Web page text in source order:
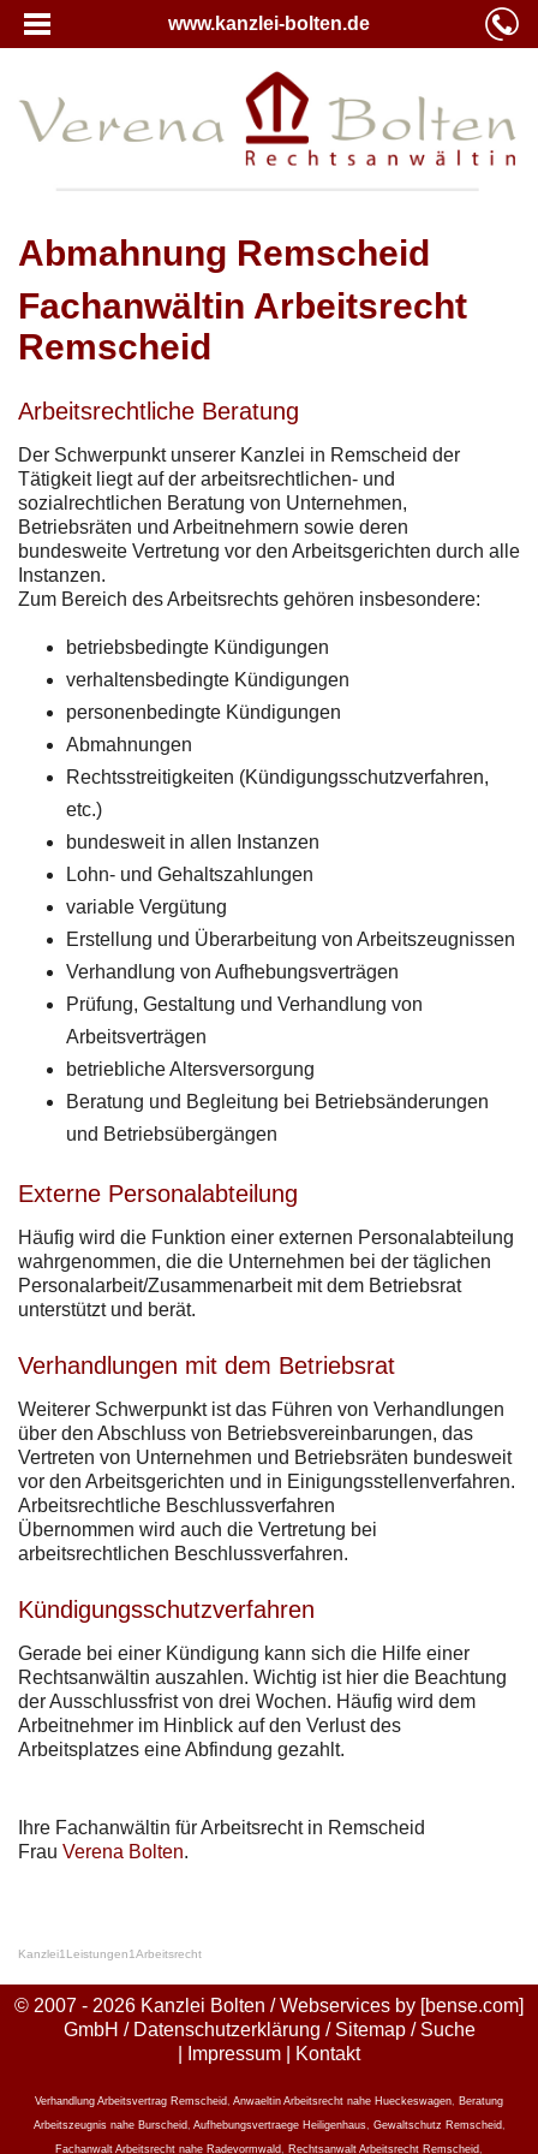
www.kanzlei-bolten.de
Abmahnung Remscheid
Fachanwältin Arbeitsrecht
Remscheid
Arbeitsrechtliche Beratung
Der Schwerpunkt unserer Kanzlei in Remscheid der
Tätigkeit liegt auf der arbeitsrechtlichen- und
sozialrechtlichen Beratung von Unternehmen,
Betriebsräten und Arbeitnehmern sowie deren
bundesweite Vertretung vor den Arbeitsgerichten durch alle
Instanzen.
Zum Bereich des Arbeitsrechts gehören insbesondere:
betriebsbedingte Kündigungen
verhaltensbedingte Kündigungen
personenbedingte Kündigungen
Abmahnungen
Rechtsstreitigkeiten (Kündigungsschutzverfahren,
etc.)
bundesweit in allen Instanzen
Lohn- und Gehaltszahlungen
variable Vergütung
Erstellung und Überarbeitung von Arbeitszeugnissen
Verhandlung von Aufhebungsverträgen
Prüfung, Gestaltung und Verhandlung von
Arbeitsverträgen
betriebliche Altersversorgung
Beratung und Begleitung bei Betriebsänderungen
und Betriebsübergängen
Externe Personalabteilung
Häufig wird die Funktion einer externen Personalabteilung
wahrgenommen, die die Unternehmen bei der täglichen
Personalarbeit/Zusammenarbeit mit dem Betriebsrat
unterstützt und berät.
Verhandlungen mit dem Betriebsrat
Weiterer Schwerpunkt ist das Führen von Verhandlungen
über den Abschluss von Betriebsvereinbarungen, das
Vertreten von Unternehmen und Betriebsräten bundesweit
vor den Arbeitsgerichten und in Einigungsstellenverfahren.
Arbeitsrechtliche Beschlussverfahren
Übernommen wird auch die Vertretung bei
arbeitsrechtlichen Beschlussverfahren.
Kündigungsschutzverfahren
Gerade bei einer Kündigung kann sich die Hilfe einer
Rechtsanwältin auszahlen. Wichtig ist hier die Beachtung
der Ausschlussfrist von drei Wochen. Häufig wird dem
Arbeitnehmer im Hinblick auf den Verlust des
Arbeitsplatzes eine Abfindung gezahlt.
Ihre Fachanwältin für Arbeitsrecht in Remscheid
Frau Verena Bolten.
Kanzlei1 Leistungen1Arbeitsrecht
© 2007 - 2026 Kanzlei Bolten / Webservices by [bense.com]
GmbH / Datenschutzerklärung / Sitemap/ Suche
Impressum Kontakt
Verhandlung Arbeitsvertrag Remscheid Anwaeltin Arbeitsrecht nahe Hueckeswagen
Beratung
Arbeitszeugnis nahe Burscheid Aufhebungsvertraege Heiligenhaus, Gewaltschutz Remscheid
Fachanwalt Arbeitsrecht nahe Radevormwald
Rechtsanwalt Arbeitsrecht Remscheid